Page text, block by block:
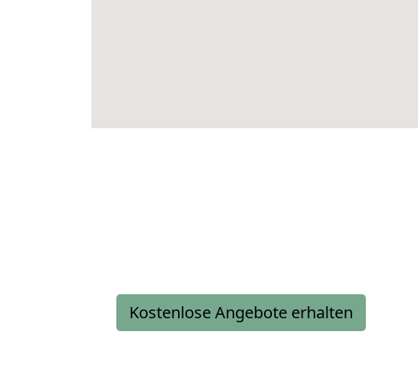
Kostenlose Angebote erhalten